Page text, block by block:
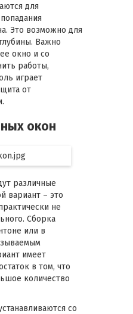
для
Это возможно для
Важно
окно и со
работы,
играет
от
окон
различные
вариант – это
не
Сборка
или в
имеет
в том, что
количество
со